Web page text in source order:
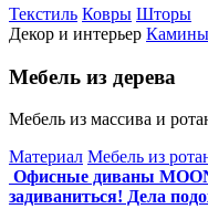
Текстиль Ковры Шторы
Декор и интерьер Камины
Мебель из дерева
Мебель из массива и
Материал Мебель из
Офисные диваны
задиваниться! Дела